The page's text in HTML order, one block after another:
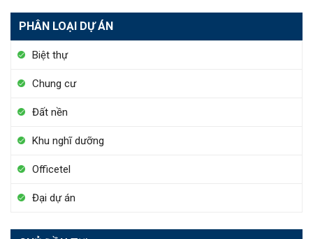
PHÂN LOẠI DỰ ÁN
Biệt thự
Chung cư
Đất nền
Khu nghĩ dưỡng
Officetel
Đại dự án